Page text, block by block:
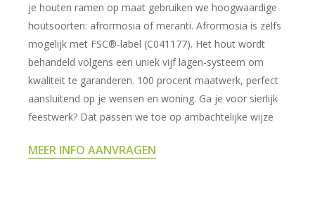
je houten ramen op maat gebruiken we hoogwaardige
houtsoorten: afrormosia of meranti. Afrormosia is zelfs
mogelijk met FSC®-label (C041177). Het hout wordt
behandeld volgens een uniek vijf lagen-systeem om
kwaliteit te garanderen. 100 procent maatwerk, perfect
aansluitend op je wensen en woning. Ga je voor sierlijk
feestwerk? Dat passen we toe op ambachtelijke wijze
MEER INFO AANVRAGEN